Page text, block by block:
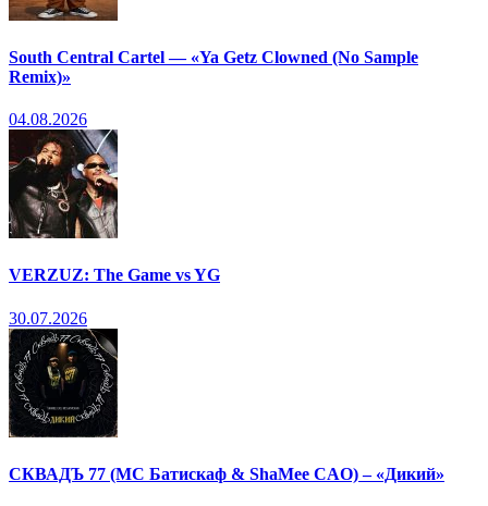
South Central Cartel — «Ya Getz Clowned (No Sample
Remix)»
04.08.2026
VERZUZ: The Game vs YG
30.07.2026
СКВАДЪ 77 (МС Батискаф & ShaMee CAO) – «Дикий»